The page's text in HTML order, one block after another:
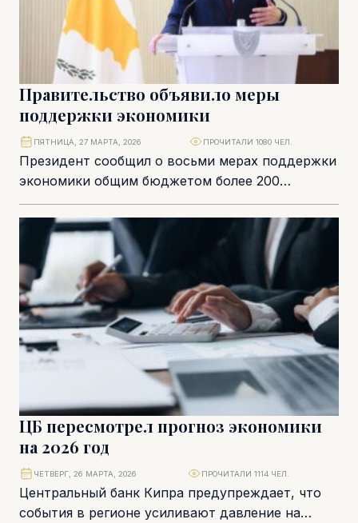
Правительство объявило меры
поддержки экономики
Президент сообщил о восьми мерах поддержки
экономики общим бюджетом более 200
миллионов евро. Было решено не
устанавливать потолок цен, но...
ПЯТНИЦА, 27 МАРТА, 2026 ПРОЧИТАЛИ 1080 ЧЕЛ.
ЦБ пересмотрел прогноз экономики
на 2026 год
Центральный банк Кипра предупреждает, что
события в регионе усиливают давление на
ЧЕТВЕРГ, 26 МАРТА, 2026 ПРОЧИТАЛИ 1114 ЧЕЛ.